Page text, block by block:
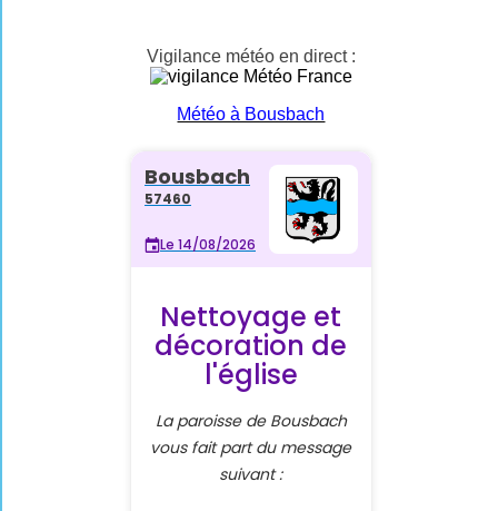
Vigilance météo en direct :
Météo à Bousbach